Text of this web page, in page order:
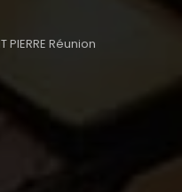
PIERRE Réunion